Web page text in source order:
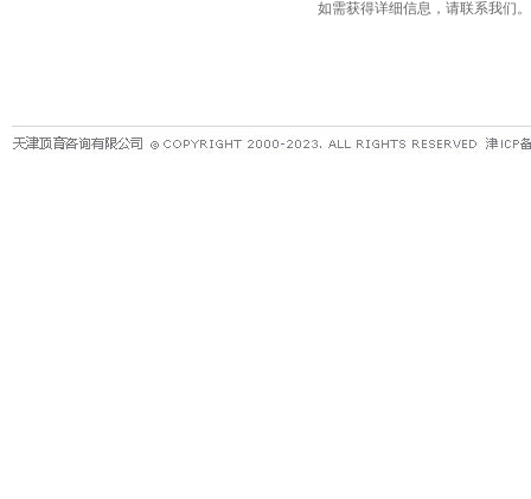
如需获得详细信息，请联系我们。